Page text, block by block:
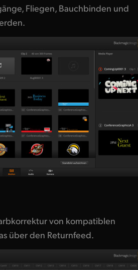
Fliegen, Bauchbinden und
von kompatiblen
über den Returnfeed.